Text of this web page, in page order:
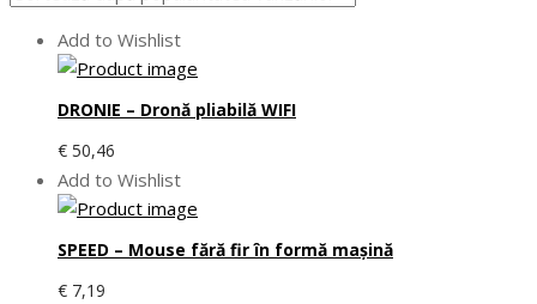
Add to Wishlist
DRONIE – Dronă pliabilă WIFI
€ 50,46
Add to Wishlist
SPEED – Mouse fără fir în formă mașină
€ 7,19